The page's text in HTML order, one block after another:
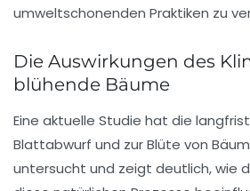
umweltschonenden Praktiken zu
Die Auswirkungen des
blühende Bäume
Eine aktuelle Studie hat die
Blattabwurf und zurBlüte von
untersucht und zeigt deutlich, wie